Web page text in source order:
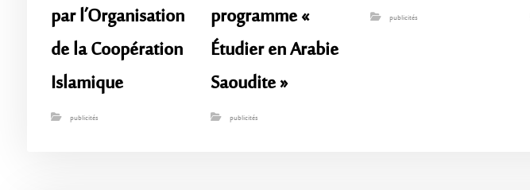
par l’Organisation
de la Coopération
Islamique
publicités
programme «
Étudier en Arabie
Saoudite »
publicités
publicités